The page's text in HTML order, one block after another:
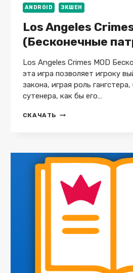
ANDROID ЭКШЕН
Los Angeles
(Бесконечные
Los Angeles Crimes MOD
эта игра позволяет игроку
закона, играя роль
сутенера, как бы его…
СКАЧАТЬ LOS
(БЕСКОНЕЧНЫЕ